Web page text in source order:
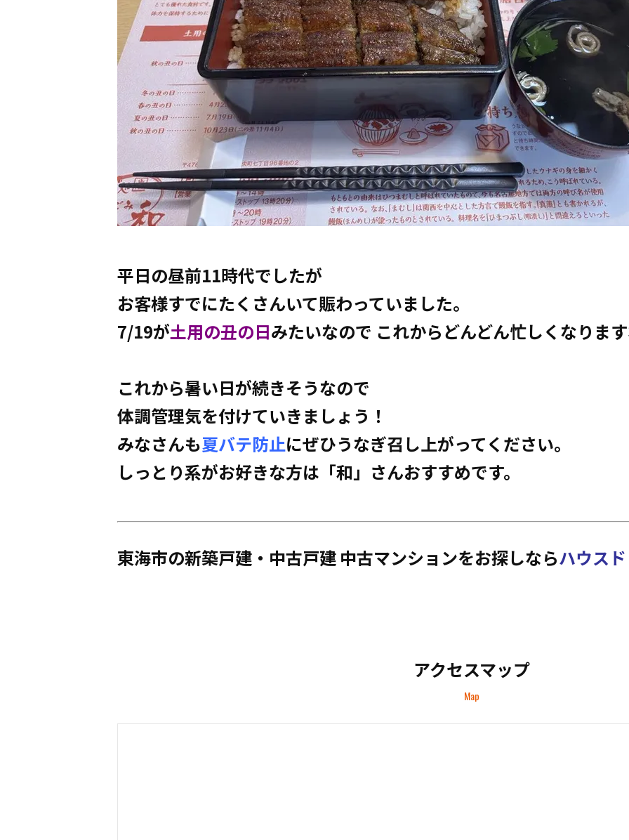
平日の昼前11時代でしたが
お客様すでにたくさんいて賑わっていました。
7/19が土用の丑の日みたいなので これからどんどん忙しくなりま
これから暑い日が続きそうなので
体調管理気を付けていきましょう！
みなさんも夏バテ防止にぜひうなぎ召し上がってください。
しっとり系がお好きな方は「和」さんおすすめです。
東海市の新築戸建・中古戸建 中古マンションをお探しならハウス
アクセスマップ
Map